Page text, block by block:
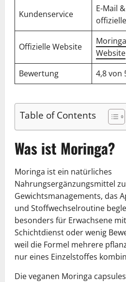
Kundenservice
E-Mail
Offizielle Website
Website
Bewertung
4,8 von
Table of Contents
Was ist Moringa?
Moringa ist ein natürliches
Nahrungsergänzungsmittel
Gewichtsmanagements, das
und Stoffwechselroutine
besonders für Erwachsene
Schichtdienst oder wenig
weil die Formel mehrere
nur eines Einzelstoffes
Die veganen Moringa